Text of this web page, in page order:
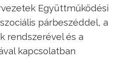
Együttműködési
párbeszéddel, a
rendszerével és a
kapcsolatban